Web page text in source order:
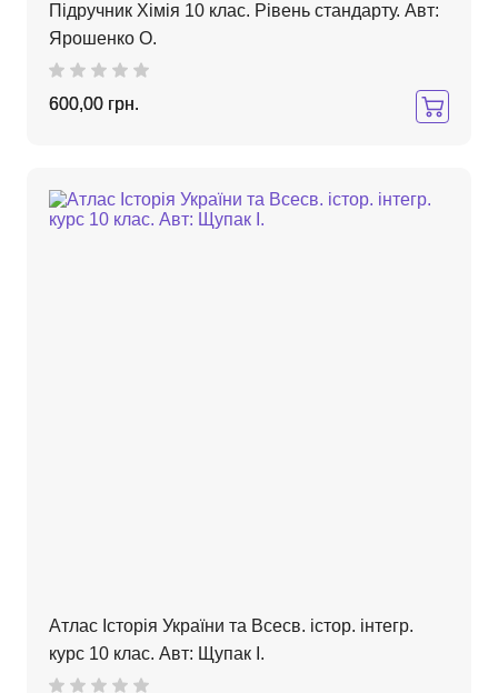
Підручник Хімія 10 клас. Рівень стандарту. Авт:
Ярошенко О.
600,00 грн.
Атлас Історія України та Всесв. істор. інтегр.
курс 10 клас. Авт: Щупак І.